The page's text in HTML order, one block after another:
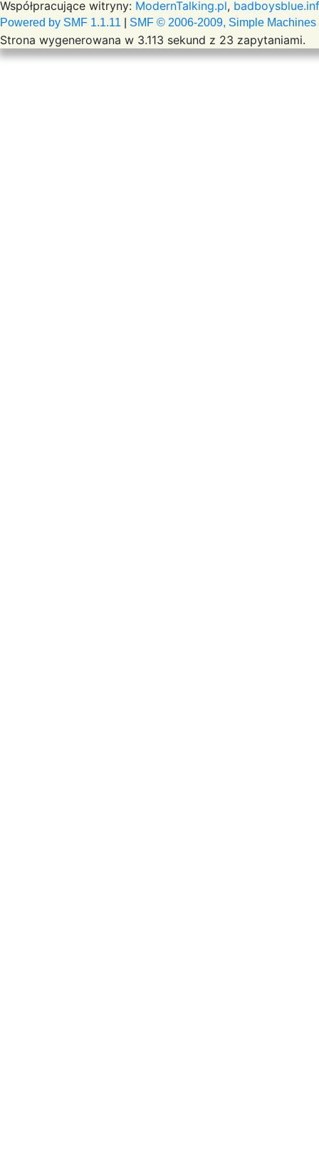
Współpracujące witryny: ModernTalking.pl,
Powered by SMF 1.1.11 SMF © 2006-2009, Simple Machines
Strona wygenerowana w 3.113 sekund z 23 zapytaniami.